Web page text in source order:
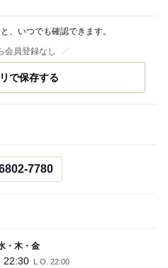
、いつでも確認できます。
会員登録なし
で保存する
7780
・木・金
22:30 L.O. 22:00